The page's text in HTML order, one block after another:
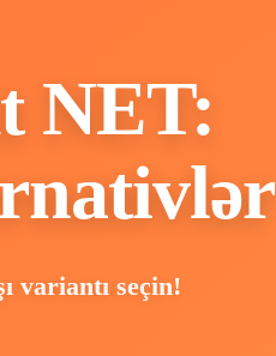
NET:
variantı seçin!